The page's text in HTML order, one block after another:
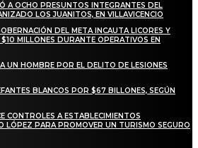
A OCHO PRESUNTOS INTEGRANTES DEL
LOS JUANITOS, EN VILLAVICENCIO
DEL META INCAUTA LICORES Y
MILLONES DURANTE OPERATIVOS EN
UN HOMBRE POR EL DELITO DE LESIONES
BLANCOS POR $67 BILLONES, SEGÚN
CONTROLES A ESTABLECIMIENTOS
LÓPEZ PARA PROMOVER UN TURISMO SEGURO